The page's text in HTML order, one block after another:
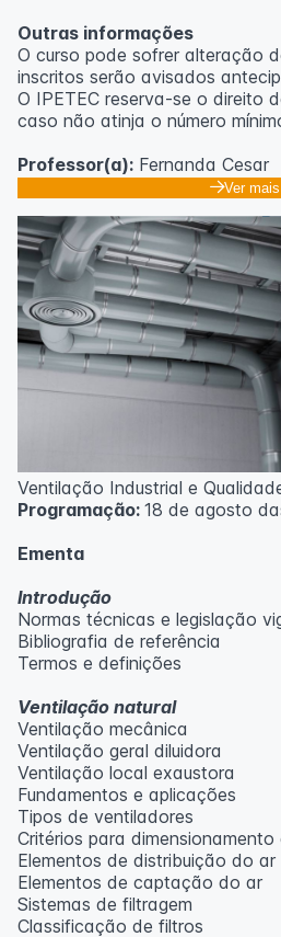
Outras informações
O curso pode sofrer alteração
inscritos serão avisados
O IPETEC reserva-se o direito
caso não atinja o número
Professor(a): Fernanda Cesar
Ver mais
Ventilação Industrial e
Programação: 18 de agosto
Ementa
Introdução
Normas técnicas e legislação
Bibliografia de referência
Termos e definições
Ventilação natural
Ventilação mecânica
Ventilação geral diluidora
Ventilação local exaustora
Fundamentos e aplicações
Tipos de ventiladores
Critérios para
Elementos de distribuição do ar
Elementos de captação do ar
Sistemas de filtragem
Classificação de filtros